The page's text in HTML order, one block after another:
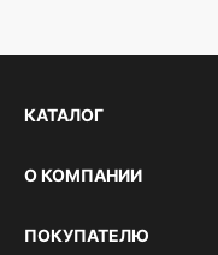
КАТАЛОГ
О КОМПАНИИ
ПОКУПАТЕЛЮ